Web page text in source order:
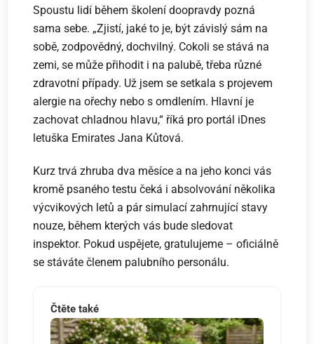
Spoustu lidí během školení doopravdy pozná
sama sebe. „Zjistí, jaké to je, být závislý sám na
sobě, zodpovědný, dochvilný. Cokoli se stává na
zemi, se může přihodit i na palubě, třeba různé
zdravotní případy. Už jsem se setkala s projevem
alergie na ořechy nebo s omdlením. Hlavní je
zachovat chladnou hlavu,“ říká pro portál iDnes
letuška Emirates Jana Kůtová.
Kurz trvá zhruba dva měsíce a na jeho konci vás
kromě psaného testu čeká i absolvování několika
výcvikových letů a pár simulací zahrnující stavy
nouze, během kterých vás bude sledovat
inspektor. Pokud uspějete, gratulujeme – oficiálně
se stáváte členem palubního personálu.
Čtěte také